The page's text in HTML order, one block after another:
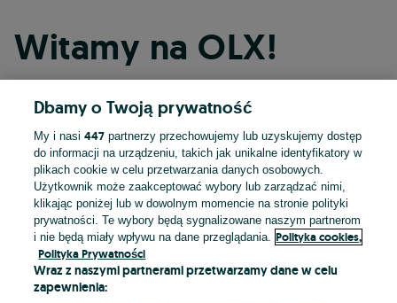
Witamy na OLX!
Kontynuuj przez Facebooka
Kontynuuj przez konto Apple
Kontynuuj przez konto Google
LUB
Dbamy o Twoją prywatność
My i nasi447 partnerzy przechowujemy lub uzyskujemy dostęp
do informacji na urządzeniu, takich jak unikalne identyfikatory w
plikach cookie w celu przetwarzania danych osobowych.
Użytkownik może zaakceptować wybory lub zarządzać nimi,
klikając poniżej lub w dowolnym momencie na stronie polityki
prywatności. Te wybory będą sygnalizowane naszym partnerom
i nie będą miały wpływu na dane przeglądania.
Polityka cookies,
Polityka Prywatności
Wraz z naszymi partnerami przetwarzamy dane w celu
zapewnienia: